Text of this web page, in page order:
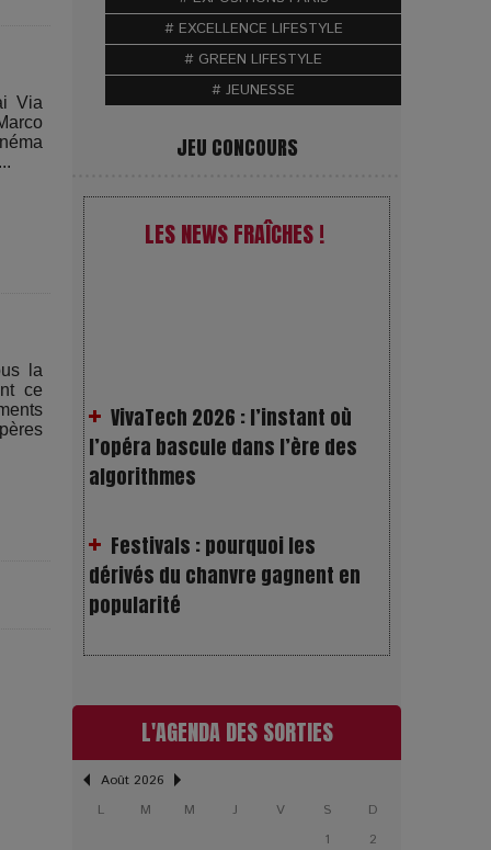
Via
la
ce
# EXCELLENCE LIFESTYLE
# GREEN LIFESTYLE
# JEUNESSE
JEU CONCOURS
LES NEWS FRAÎCHES !
algorithmes
Festivals : pourquoi les
popularité
Les Rayons et les Ombres :
Gourou : quand le business du
bonheur devient un thriller
LOL 2.0 : aimer, grandir et se
L'AGENDA DES SORTIES
Août 2026
L
M M J V S
D
1
2